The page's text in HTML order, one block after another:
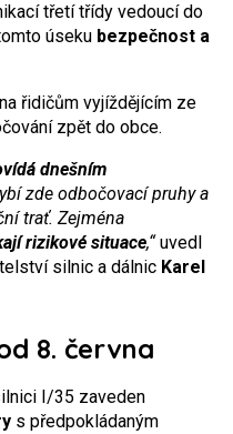
třetí třídy vedoucí do
úseku bezpečnost a
řidičům vyjíždějícím ze
zpět do obce.
dnešním
zde odbočovací pruhy a
trať. Zejména
rizikové situace,“uvedl
silnic a dálnic Karel
8. června
I/35 zaveden
s předpokládaným